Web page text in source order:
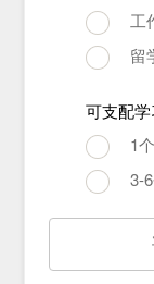
工
留
可支配
1
3-